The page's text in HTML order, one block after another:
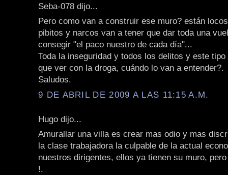
Seba-078 dijo...
Pero como van a construir ese muro? están
pibitos y narcos van a tener que dar toda una
consegir "el paco nuestro de cada día"...
Toda la inseguridad y todos los delitos y este
que ver con la droga, cuándo lo van a entender?.
Saludos.
9 DE ABRIL DE 2009 A LAS 11:15 A.M.
Hugo dijo...
Amurallar una villa es crear mas odio y mas
la clase trabajadora la culpable de la actual
nuestros dirigentes, ellos ya tienen su muro,
!.